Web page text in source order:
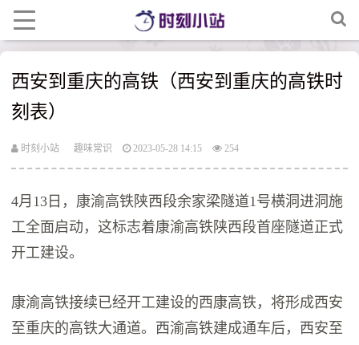
西安到重庆的高铁（西安到重庆的高铁时
刻表）
时刻小站 趣味常识 2023-05-28 14:15 254
4月13日，康渝高铁陕西段余家梁隧道1号横洞进洞施
工全面启动，这标志着康渝高铁陕西段首座隧道正式
开工建设。
康渝高铁接续已经开工建设的西康高铁，将形成西安
至重庆的高铁大通道。西渝高铁建成通车后，西安至